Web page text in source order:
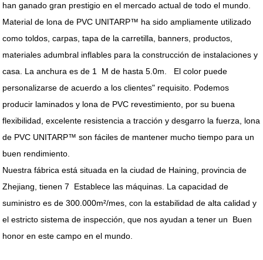
han ganado gran prestigio en el mercado actual de todo el mundo.
Material de lona de PVC UNITARP™ ha sido ampliamente utilizado
como toldos, carpas, tapa de la carretilla, banners, productos,
materiales adumbral inflables para la construcción de instalaciones y
casa. La anchura es de 1 M de hasta 5.0m. El color puede
personalizarse de acuerdo a los clientes" requisito. Podemos
producir laminados y lona de PVC revestimiento, por su buena
flexibilidad, excelente resistencia a tracción y desgarro la fuerza, lona
de PVC UNITARP™ son fáciles de mantener mucho tiempo para un
buen rendimiento.
Nuestra fábrica está situada en la ciudad de Haining, provincia de
Zhejiang, tienen 7 Establece las máquinas. La capacidad de
suministro es de 300.000m²/mes, con la estabilidad de alta calidad y
el estricto sistema de inspección, que nos ayudan a tener un Buen
honor en este campo en el mundo.